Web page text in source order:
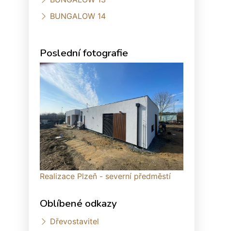
BUNGALOW 14
Poslední fotografie
Realizace Plzeň - severní předměstí
Oblíbené odkazy
Dřevostavitel